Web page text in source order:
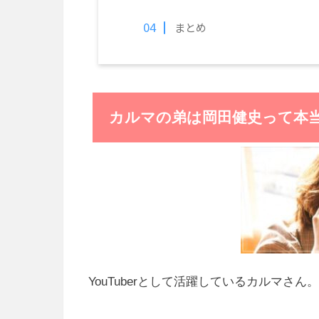
まとめ
カルマの弟は岡田健史って本
YouTuberとして活躍しているカルマさん。